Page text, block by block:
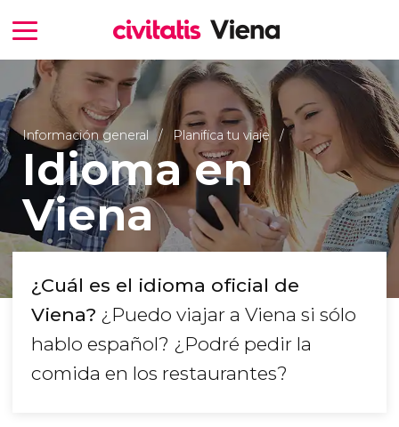
Información general Planifica tu viaje
Idioma en
Viena
¿Cuál es el idioma oficial de
Viena? ¿Puedo viajar a Viena si sólo
hablo español? ¿Podré pedir la
comida en los restaurantes?